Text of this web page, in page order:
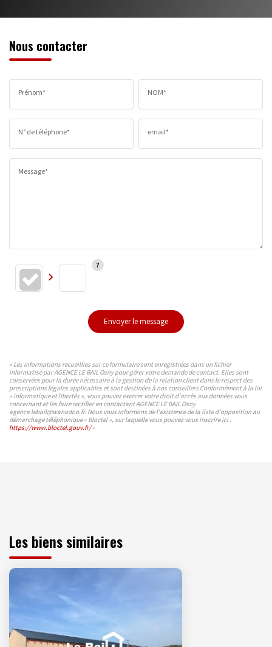
Nous contacter
Prénom* NOM*
N° de téléphone* email*
Message*
Envoyer le message
« Les informations recueillies sur ce formulaire sont enregistrées dans un fichier
informatisé par AGENCE LE BAIL Osny pour gérer votre demande de contact. Elles sont
conservées pour la durée nécessaire à la gestion de la relation client dans le respect des
prescriptions légales applicables et sont destinées à nos conseillers Conformément à la loi
« informatique et libertés », vous pouvez exercer votre droit d'accès aux données vous
concernant et les faire rectifier en contactant AGENCE LE BAIL Osny
agence.lebail@wanadoo.fr. Nous vous informons de l'existence de la liste d'opposition au
démarchage téléphonique « Bloctel », sur laquelle vous pouvez vous inscrire ici :
https://www.bloctel.gouv.fr/»
Les biens similaires